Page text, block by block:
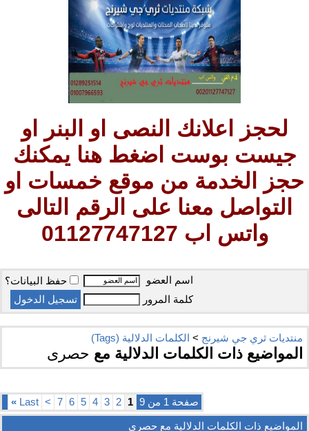
لحجز اعلانك النصى او البنر او
جيست بوست اضغط هنا يمكنك
حجز الخدمة من موقع خمسات او
التواصل معنا على الرقم التالى
واتس اب 01127747127
اسم العضو
حفظ البيانات؟
كلمة المرور
منتديات ثري جي شيرنج > الكلمات الدلالية (Tags)
المواضيع ذات الكلمات الدلالية مع حصرى
صفحة 1 من 9 1
2
3
4
5
6
7
>
Last
»
المواضيع ذات الكلمات الدلالية مع حصرى